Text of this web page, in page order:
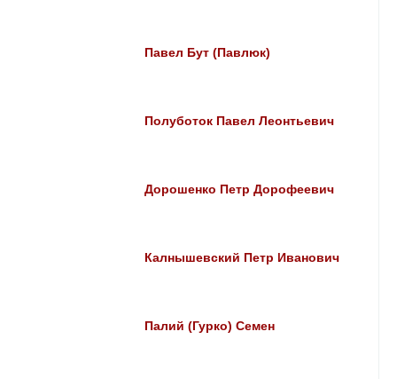
Павел Бут (Павлюк)
Полуботок Павел Леонтьевич
Дорошенко Петр Дорофеевич
Калнышевский Петр Иванович
Палий (Гурко) Семен